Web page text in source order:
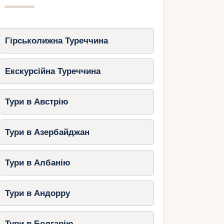
Гірськолижна Туреччина
Екскурсійна Туреччина
Тури в Австрію
Тури в Азербайджан
Тури в Албанію
Тури в Андорру